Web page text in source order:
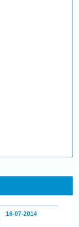
16-07-2014